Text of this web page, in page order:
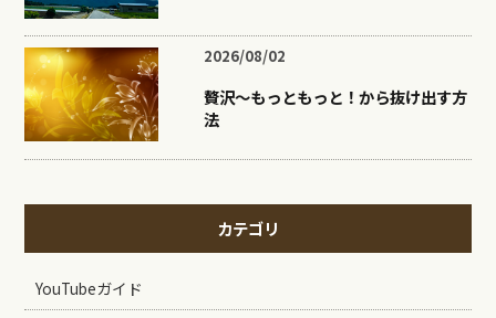
2026/08/02
贅沢〜もっともっと！から抜け出す方
法
カテゴリ
YouTubeガイド